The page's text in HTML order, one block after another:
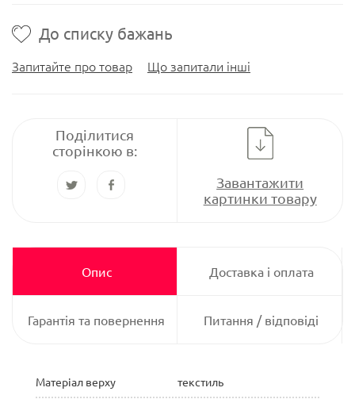
До списку бажань
Запитайте про товар Що запитали інші
Поділитися
сторінкою в:
Завантажити
картинки товару
Опис Доставка і оплата
Гарантія та повернення Питання / відповіді
Матеріал верху текстиль